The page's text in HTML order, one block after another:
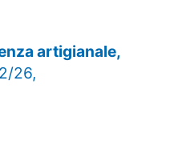
artigianale,
26,